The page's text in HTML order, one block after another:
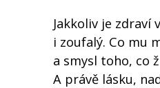
Jakkoliv je
i zoufalý. Co mu
a smysl toho, co
A právě lásku,